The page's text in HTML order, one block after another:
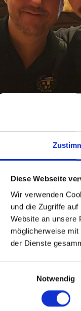
Diese Webseite
Wir verwenden
und die Zugriffe
Website an unsere
möglicherweise
der Dienste
Notwendig